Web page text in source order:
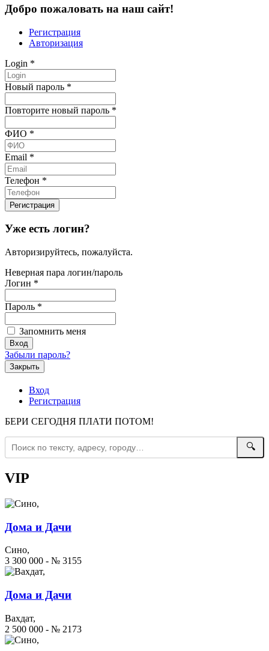
Добро пожаловать на наш сайт!
Регистрация
Авторизация
Login *
Новый пароль *
Повторите новый пароль *
ФИО *
Email *
Телефон *
Уже есть логин?
Авторизируйтесь, пожалуйста.
Неверная пара логин/пароль
Логин *
Пароль *
Запомнить меня
Забыли пароль?
Закрыть
Вход
Регистрация
БЕРИ СЕГОДНЯ ПЛАТИ ПОТОМ!
🔍
VIP
Дома и Дачи
Сино,
3 300 000 - № 3155
Дома и Дачи
Вахдат,
2 500 000 - № 2173